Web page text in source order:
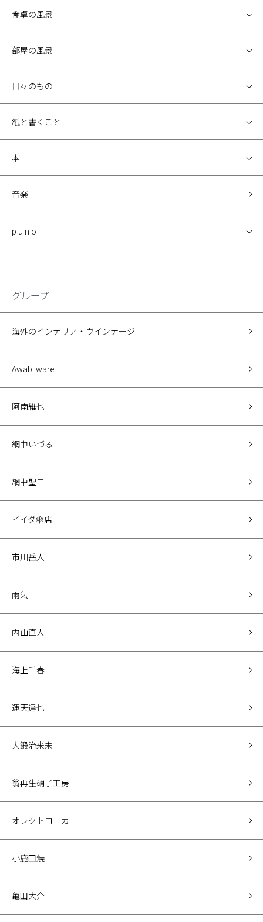
食卓の風景
部屋の風景
日々のもの
紙と書くこと
本
音楽
p u n o
グループ
海外のインテリア・ヴインテージ
Awabi ware
阿南維也
網中いづる
網中聖二
イイダ傘店
市川岳人
雨氣
内山直人
海上千春
運天達也
大鍛治来未
翁再生硝子工房
オレクトロニカ
小鹿田焼
亀田大介